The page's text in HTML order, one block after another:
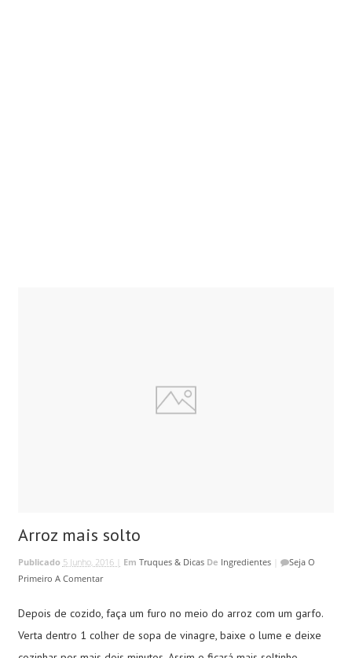
Arroz mais solto
Publicado 5 Junho, 2016 | Em Truques & Dicas De Ingredientes|
Seja O
Primeiro A Comentar
Depois de cozido, faça um furo no meio do arroz com um garfo.
Verta dentro 1 colher de sopa de vinagre, baixe o lume e deixe